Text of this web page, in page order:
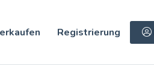
Registrierung